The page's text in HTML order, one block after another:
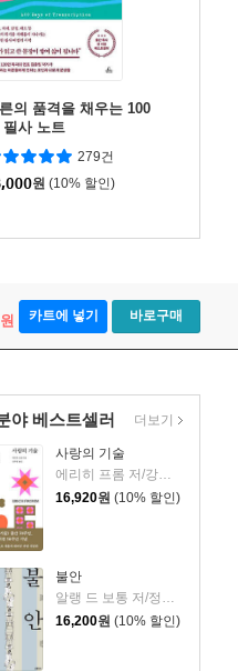
의 품격을 채우는 100
필사 노트
279건
원 (10% 할인)
원 카트에 넣기 바로구매
야 베스트셀러
사랑의 기술
에리히 프롬 저/강주헌 역
16,920원 (10% 할인)
불안
알랭 드 보통 저/정영목 역
16,200원 (10% 할인)
더보기